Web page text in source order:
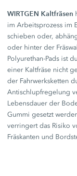
WIRTGEN Kaltfräsen
im Arbeitsprozess im
schieben oder,
oder hinter der
Polyurethan-Pads ist
einer Kaltfräse nicht
der Fahrwerksketten
Antischlupfregelung
Lebensdauer der
Gummi gesetzt
verringert das Risiko
Fräskanten und